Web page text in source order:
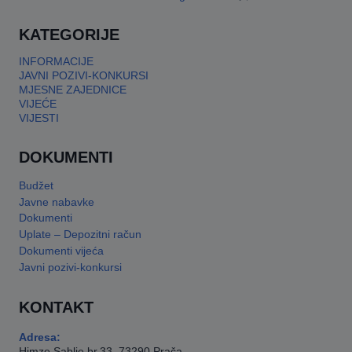
KATEGORIJE
INFORMACIJE
JAVNI POZIVI-KONKURSI
MJESNE ZAJEDNICE
VIJEĆE
VIJESTI
DOKUMENTI
Budžet
Javne nabavke
Dokumenti
Uplate – Depozitni račun
Dokumenti vijeća
Javni pozivi-konkursi
KONTAKT
Adresa: